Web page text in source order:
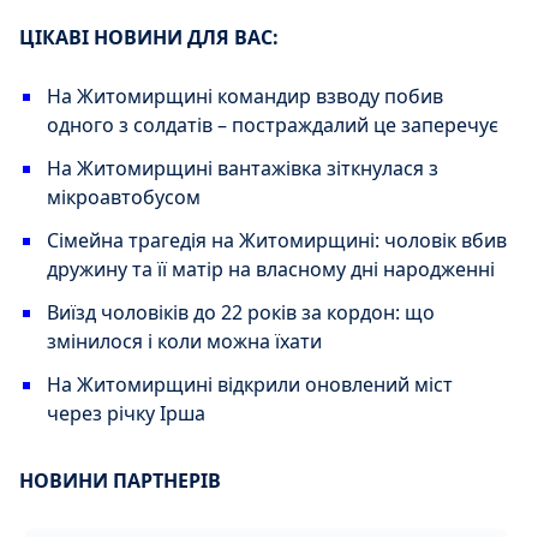
ЦІКАВІ НОВИНИ ДЛЯ ВАС:
На Житомирщині командир взводу побив
одного з солдатів – постраждалий це заперечує
На Житомирщині вантажівка зіткнулася з
мікроавтобусом
Сімейна трагедія на Житомирщині: чоловік вбив
дружину та її матір на власному дні народженні
Виїзд чоловіків до 22 років за кордон: що
змінилося і коли можна їхати
На Житомирщині відкрили оновлений міст
через річку Ірша
НОВИНИ ПАРТНЕРІВ